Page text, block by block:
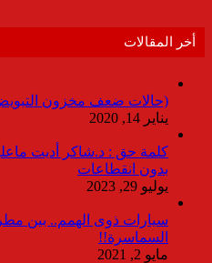
أخر المقالات
(حالات ضعف مخزون
يناير 14, 2020
بدون انقطاعات
يوليو 29, 2023
سيارات ذوى الهمم.. بين
السماسرة!!
مايو 2, 2021